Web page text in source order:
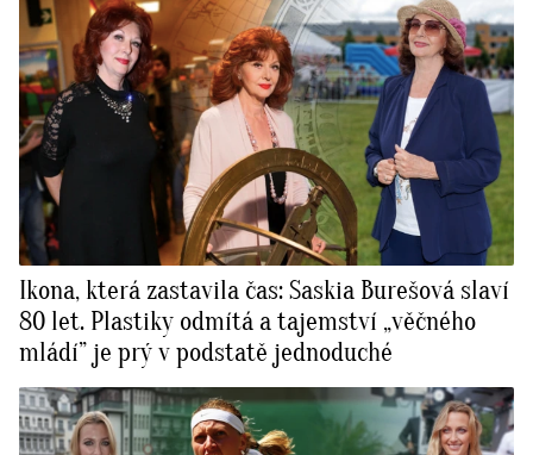
Ikona, která zastavila čas: Saskia Burešová slaví
80 let. Plastiky odmítá a tajemství „věčného
mládí” je prý v podstatě jednoduché